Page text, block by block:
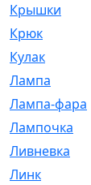
Крышки
Крюк
Кулак
Лампа
Лампа-фара
Лампочка
Ливневка
Линк